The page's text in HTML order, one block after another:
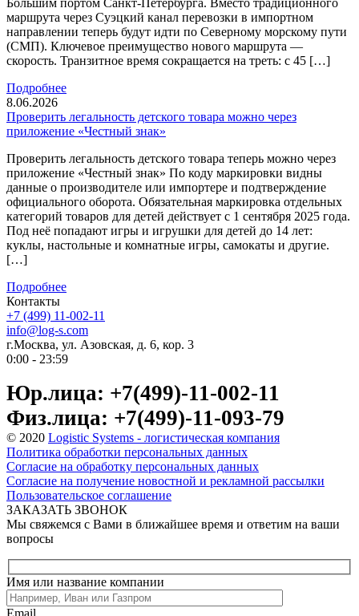
Большим портом Санкт-Петербурга. Вместо традиционного
маршрута через Суэцкий канал перевозки в импортном
направлении теперь будут идти по Северному морскому пути
(СМП). Ключевое преимущество нового маршрута —
скорость. Транзитное время сокращается на треть: с 45 […]
Подробнее
8.06.2026
Проверить легальность детского товара можно через
приложение «Честный знак»
Проверить легальность детского товара теперь можно через
приложение «Честный знак» По коду маркировки видны
данные о производителе или импортере и подтверждение
официального оборота. Обязательная маркировка отдельных
категорий товаров для детей действует с 1 сентября 2025 года.
Под неё попадают игры и игрушки для детей до 14 лет:
куклы, настольные и комнатные игры, самокаты и другие.
[…]
Подробнее
Контакты
+7 (499) 11-002-11
info@log-s.com
г.Москва, ул. Азовская, д. 6, кор. 3
0:00 - 23:59
Юр.лица: +7(499)-11-002-11
Физ.лица: +7(499)-11-093-79
© 2020 Logistic Systems - логистическая компания
Политика обработки персональных данных
Согласие на обработку персональных данных
Согласие на получение новостной и рекламной рассылки
Пользовательское соглашение
ЗАКАЗАТЬ ЗВОНОК
Мы свяжемся с Вами в ближайшее время и ответим на ваши
вопросы
Имя или название компании
Email